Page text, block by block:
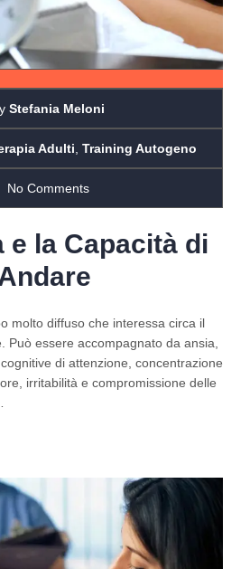
Stefania Meloni
Adulti Training Autogeno
No Comments
e la Capacità di
molto diffuso che interessa circa il
Può essere accompagnato da ansia,
di attenzione, concentrazione
irritabilità e compromissione delle